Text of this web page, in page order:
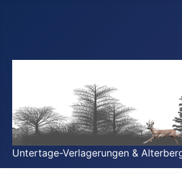
Untertage-Verlagerungen &